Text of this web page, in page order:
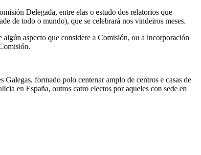
Delegada, entre elas o estudo dos relatorios que
de todo o mundo), que se celebrará nos vindeiros meses.
aspecto que considere a Comisión, ou a incorporación
formado polo centenar amplo de centros e casas de
en España, outros catro electos por aqueles con sede en